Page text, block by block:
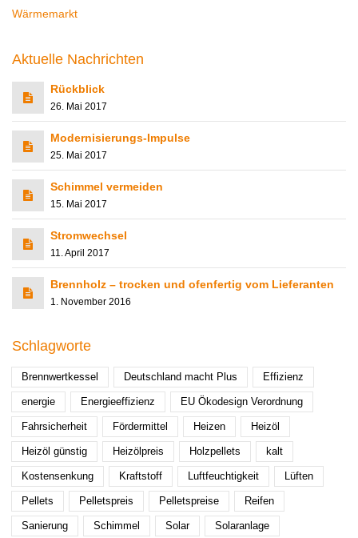
Wärmemarkt
Aktuelle Nachrichten
Rückblick
26. Mai 2017
Modernisierungs-Impulse
25. Mai 2017
Schimmel vermeiden
15. Mai 2017
Stromwechsel
11. April 2017
Brennholz – trocken und ofenfertig vom Lieferanten
1. November 2016
Schlagworte
Brennwertkessel Deutschland macht Plus Effizienz
energie Energieeffizienz EU Ökodesign Verordnung
Fahrsicherheit Fördermittel Heizen Heizöl
Heizöl günstig Heizölpreis Holzpellets kalt
Kostensenkung Kraftstoff Luftfeuchtigkeit Lüften
Pellets Pelletspreis Pelletspreise Reifen
Sanierung Schimmel Solar Solaranlage